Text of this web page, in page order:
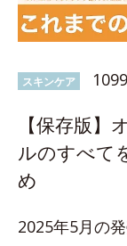
スキンケア
【保存版
ルのすべて
め
2025年5月の